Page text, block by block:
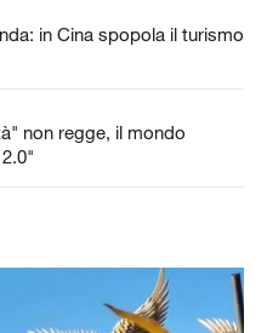
in Cina spopola il turismo
non regge, il mondo